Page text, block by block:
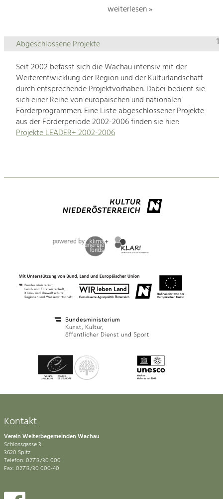
weiterlesen »
1
Abgeschlossene Projekte
Seit 2002 befasst sich die Wachau intensiv mit der
Weiterentwicklung der Region und der Kulturlandschaft
durch entsprechende Projektvorhaben. Dabei bedient sie
sich einer Reihe von europäischen und nationalen
Förderprogrammen. Eine Liste abgeschlossener Projekte
aus der Förderperiode 2002-2006 finden sie hier:
Projekte LEADER+ 2002-2006
Kontakt
Verein Welterbegemeinden Wachau
Schlossgasse 3
3620 Spitz
Telefon: 02713/30 000
Fax: 02713/30 000-40